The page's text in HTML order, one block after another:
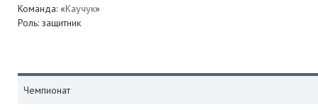
Команда: «Каучук»
Роль: защитник
Чемпионат